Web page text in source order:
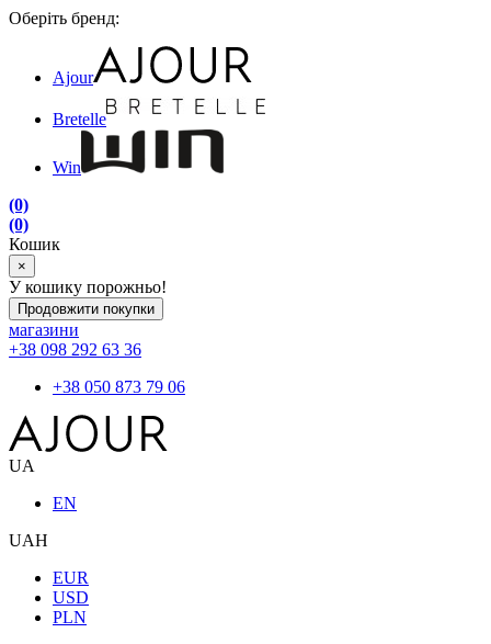
Оберіть бренд:
Ajour
Bretelle
Win
(0)
(0)
Кошик
×
У кошику порожньо!
Продовжити покупки
магазини
+38 098 292 63 36
+38 050 873 79 06
UA
EN
UAH
EUR
USD
PLN